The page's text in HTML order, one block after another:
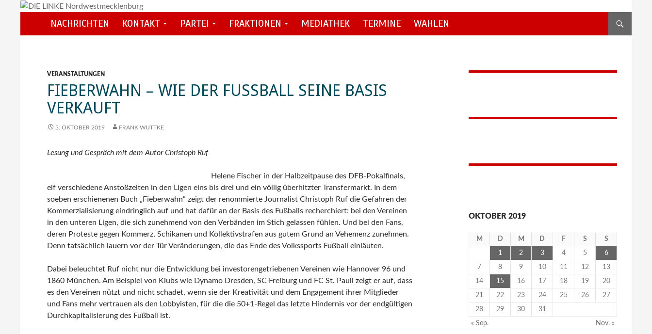
DIE LINKE Nordwestmecklenburg
NACHRICHTEN KONTAKT PARTEI FRAKTIONEN MEDIATHEK TERMINE WAHLEN
VERANSTALTUNGEN
FIEBERWAHN – WIE DER FUSSBALL SEINE BASIS V
ERKAUFT
3. OKTOBER 2019 FRANK WUTTKE
Lesung und Gespräch mit dem Autor Christoph Ruf
Helene Fischer in der Halbzeitpause des DFB-Pokalfinals,
elf verschiedene Anstoßzeiten in den Ligen eins bis drei und ein völlig überhitzter Transfermarkt. In dem
soeben erschienenen Buch „Fieberwahn“ zeigt der renommierte Journalist Christoph Ruf die Gefahren der
Kommerzialisierung eindringlich auf und hat dafür an der Basis des Fußballs recherchiert: bei den Vereinen
in den unteren Ligen, die sich zunehmend von den Verbänden im Stich gelassen fühlen. Und bei den Fans,
deren Proteste gegen Kommerz, Schikanen und Kollektivstrafen aus gutem Grund an Vehemenz zunehmen.
Denn tatsächlich lauern vor der Tür Veränderungen, die das Ende des Volkssports Fußball einläuten.
Dabei beleuchtet Ruf nicht nur die Entwicklung bei investorengetriebenen Vereinen wie Hannover 96 und
1860 München. Am Beispiel von Klubs wie Dynamo Dresden, SC Freiburg und FC St. Pauli zeigt er auf, dass
es den Vereinen nützt und nicht schadet, wenn sie der Kreativität und dem Engagement ihrer Mitglieder
und Fans mehr vertrauen als den Lobbyisten, für die die 50+1-Regel das letzte Hindernis vor der endgültigen
Durchkapitalisierung des Fußball ist.
OKTOBER 2019
M D M D F S S
1 2 3 4 5 6
7 8 9 10 11 12 13
14 15 16 17 18 19 20
21 22 23 24 25 26 27
28 29 30 31
« Sep. Nov. »